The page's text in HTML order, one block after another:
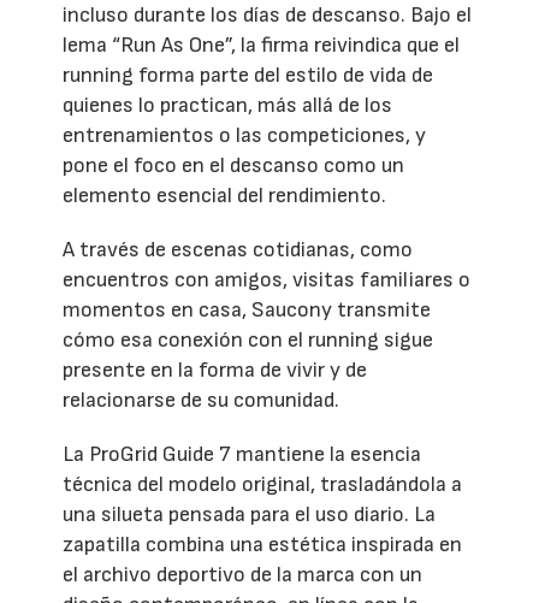
incluso durante los días de descanso. Bajo el
lema “Run As One”, la firma reivindica que el
running forma parte del estilo de vida de
quienes lo practican, más allá de los
entrenamientos o las competiciones, y
pone el foco en el descanso como un
elemento esencial del rendimiento.
A través de escenas cotidianas, como
encuentros con amigos, visitas familiares o
momentos en casa, Saucony transmite
cómo esa conexión con el running sigue
presente en la forma de vivir y de
relacionarse de su comunidad.
La ProGrid Guide 7 mantiene la esencia
técnica del modelo original, trasladándola a
una silueta pensada para el uso diario. La
zapatilla combina una estética inspirada en
el archivo deportivo de la marca con un